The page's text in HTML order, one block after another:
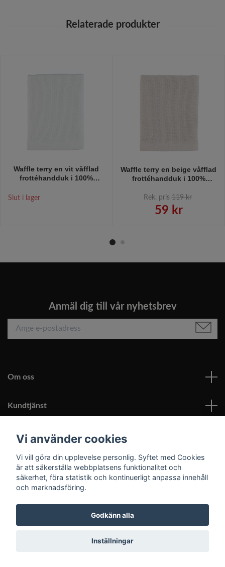
Waffle terry en vit våfflad
frottéhandduk i 100%
50 x 70 cm.
Slut i lager
Waffle terry en beige våfflad
frottéhandduk i 100%
50 x 70 cm.
Rek. pris 119 kr
59 kr
Anmäl dig till vår nyhetsbrev
Om oss
Kundtjänst
Läs mer
Sociala medier
© 2026 Roomoutlet.se
Vi använder cookies
Vi vill göra din upplevelse personlig. Syftet med Cookies
är att säkerställa webbplatsens funktionalitet och
säkerhet, föra statistik och kontinuerligt anpassa innehåll
och marknadsföring.
Godkänn alla
Inställningar